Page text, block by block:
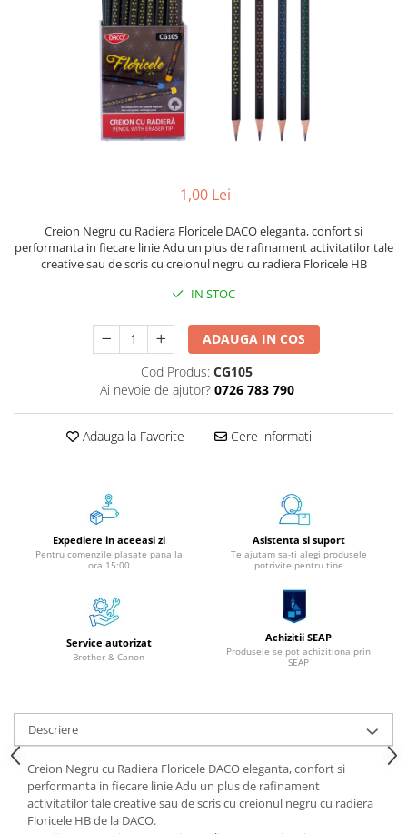
Scanere portabile
Scanere format mare
Consumabile echipamente
Flacoane Cerneală
Consumabile echipamente de
etichetat
Benzi Brother P-Touch
Role Brother CZ
Echipamente de etichetare &
coduri de bare
Aparate de etichetat si imprimante
Papetărie / Birotică
Accesorii pentru birou
Elastice / Buretiere / Lupe
Benzi Adezive / Dispensere
Suporturi Documente
Ace / Pioneze
Agrafe / Clipsuri
Capsatoare / Decapsatoare
Capse
1,00 Lei
Creion Negru cu Radiera Floricele DACO eleganta, confort si
performanta in fiecare linie Adu un plus de rafinament activitatilor tale
creative sau de scris cu creionul negru cu radiera Floricele HB
IN STOC
ADAUGA IN COS
Cod Produs: CG105
Ai nevoie de ajutor? 0726 783 790
Adauga la Favorite Cere informatii
Expediere in aceeasi zi
Pentru comenzile plasate pana la
ora 15:00
Asistenta si suport
Te ajutam sa-ti alegi produsele
potrivite pentru tine
Service autorizat
Brother & Canon
Achizitii SEAP
Produsele se pot achizitiona prin
SEAP
Descriere
Creion Negru cu Radiera Floricele DACO eleganta, confort si
performanta in fiecare linie Adu un plus de rafinament
activitatilor tale creative sau de scris cu creionul negru cu radiera
Floricele HB de la DACO.